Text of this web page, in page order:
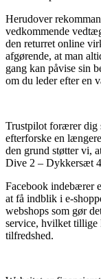
Herudover
vedkommende
den returret online
afgørende, at man
gang kan påvise sin
om du leder efter en
Trustpilot forærer dig
efterforske en
den grund støtter vi,
Dive 2 – Dykkersæt
Facebook indebærer
at få indblik i e-
webshops som gør
service, hvilket tillige
tilfredshed.